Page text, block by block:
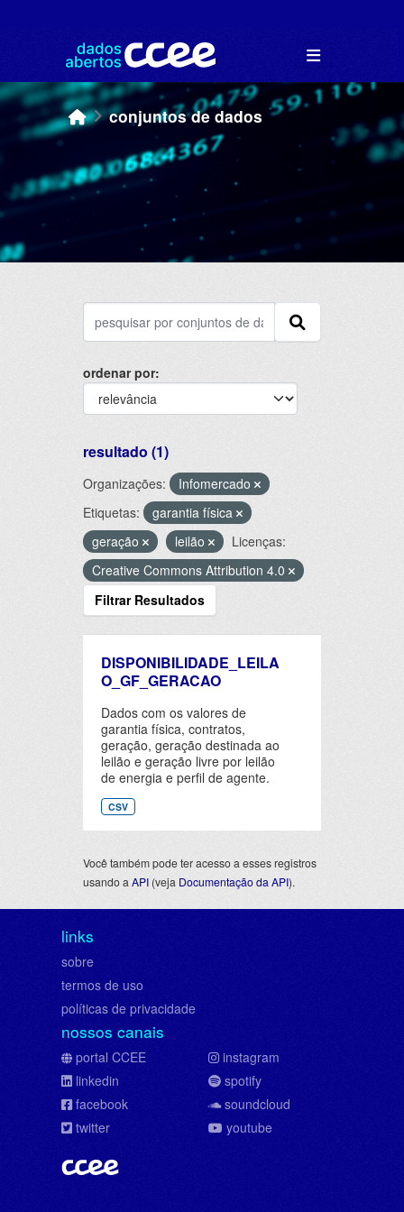
conjuntos de dados
ordenar por
resultado (1)
Organizações:
Infomercado
Etiquetas:
garantia física
geração
leilão
Licenças:
Creative Commons Attribution 4.0
Filtrar Resultados
DISPONIBILIDADE_LEILA
O_GF_GERACAO
Dados com os valores de
garantia física, contratos,
geração, geração destinada ao
leilão e geração livre por leilão
de energia e perfil de agente.
CSV
Você também pode ter acesso a esses registros
usando a API (veja Documentação da API).
links
sobre
termos de uso
políticas de privacidade
nossos canais
portal CCEE
linkedin
facebook
twitter
instagram
spotify
soundcloud
youtube